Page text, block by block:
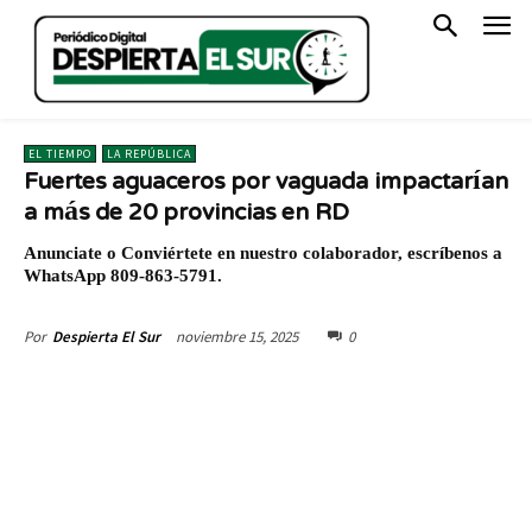
EL TIEMPO LA REPÚBLICA
Fuertes aguaceros por vaguada impactarían
a más de 20 provincias en RD
Anunciate o Conviértete en nuestro colaborador, escríbenos a
WhatsApp 809-863-5791.
Por Despierta El Sur noviembre 15, 2025 0